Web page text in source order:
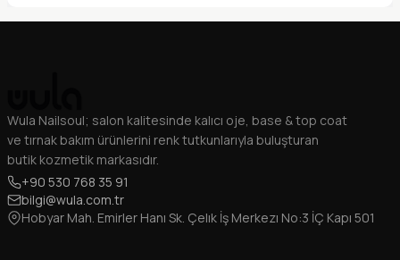
Wula Nailsoul; salon kalitesinde kalıcı oje, base & top coat
ve tırnak bakım ürünlerini renk tutkunlarıyla buluşturan
butik kozmetik markasıdır.
+90 530 768 35 91
bilgi@wula.com.tr
Hobyar Mah. Emirler Hanı Sk. Çelık İş Merkezı No:3 İÇ Kapı 501